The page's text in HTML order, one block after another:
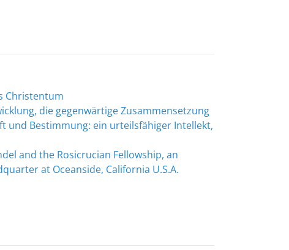
Christentum
die gegenwärtige Zusammensetzung
und Bestimmung: ein urteilsfähiger Intellekt,
and the Rosicrucian Fellowship, an
at Oceanside, California U.S.A.